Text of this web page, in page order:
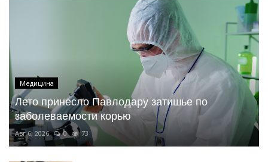
Медицина
Лето принесло Павлодару затишье по
заболеваемости корью
Авг 6, 2026 0 73